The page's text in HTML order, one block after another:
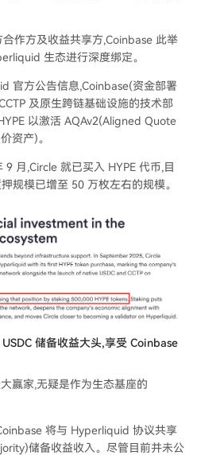
合作方及收益共享方,Coinbase 此举
生态进行深度绑定。
官方公告信息,Coinbase(资金部署
及原生跨链基础设施的技术部
以激活 AQAv2(Aligned Quote
资产)。
9 月,Circle 就已买入 HYPE 代币,目
规模已增至 50 万枚左右的规模。
储备收益大头,享受 Coinbase
赢家,无疑是作为生态基座的
将与 Hyperliquid 协议共享
储备收益收入。尽管目前并未公